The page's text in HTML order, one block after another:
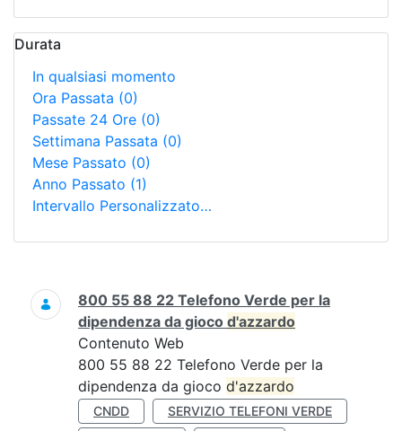
Durata
In qualsiasi momento
Ora Passata (0)
Passate 24 Ore (0)
Settimana Passata (0)
Mese Passato (0)
Anno Passato (1)
Intervallo Personalizzato…
Ricerca
800 55 88 22 Telefono Verde per la
dipendenza da gioco d'azzardo
Contenuto Web
800 55 88 22 Telefono Verde per la
dipendenza da gioco d'azzardo
CNDD
SERVIZIO TELEFONI VERDE